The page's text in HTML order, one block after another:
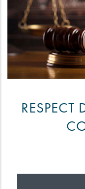
RESPECT